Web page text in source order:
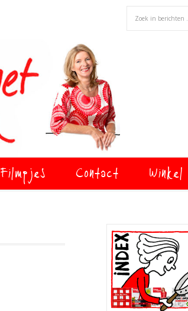
Filmpjes Contact Winkel
Primaire
Sidebar